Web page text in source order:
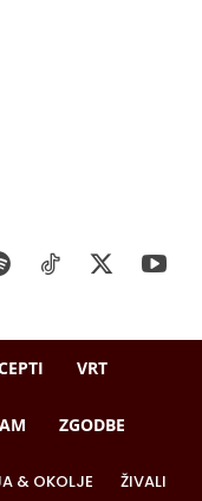
VRT
ZGODBE
& OKOLJE ŽIVALI